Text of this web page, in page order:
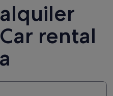
rental